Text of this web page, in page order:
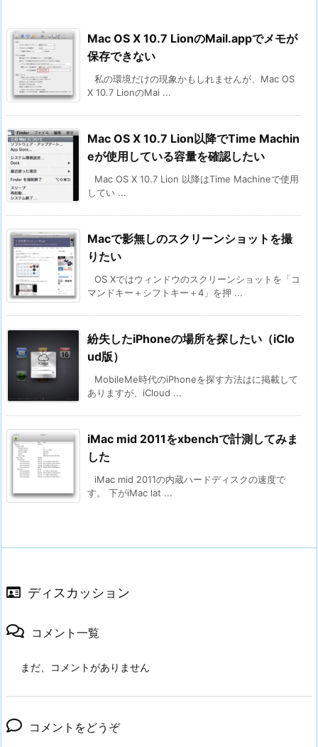
Mac OS X 10.7 LionのMail.appでメモが
保存できない
私の環境だけの現象かもしれませんが、Mac OS
X 10.7 LionのMai ...
Mac OS X 10.7 Lion以降でTime Machin
eが使用している容量を確認したい
Mac OS X 10.7 Lion 以降はTime Machineで使用
してい ...
Macで影無しのスクリーンショットを撮
りたい
OS Xではウィンドウのスクリーンショットを「コ
マンドキー＋シフトキー＋4」を押 ...
紛失したiPhoneの場所を探したい（iClo
ud版）
MobileMe時代のiPhoneを探す方法はに掲載して
ありますが、iCloud ...
iMac mid 2011をxbenchで計測してみま
した
iMac mid 2011の内蔵ハードディスクの速度で
す。 下がiMac lat ...
ディスカッション
コメント一覧
まだ、コメントがありません
コメントをどうぞ